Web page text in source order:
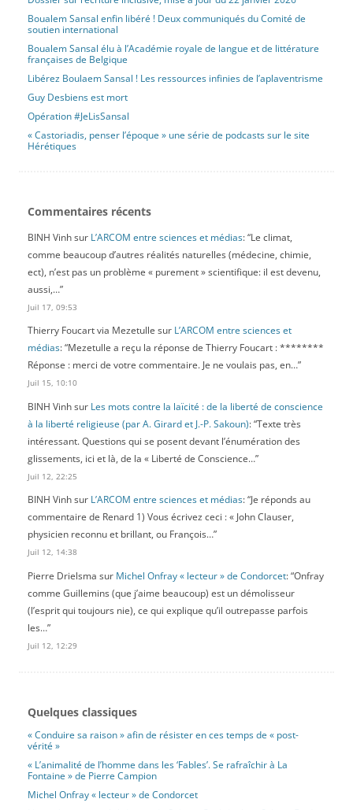
Boualem Sansal enfin libéré ! Deux communiqués du Comité de
soutien international
Boualem Sansal élu à l’Académie royale de langue et de littérature
françaises de Belgique
Libérez Boulaem Sansal ! Les ressources infinies de l’aplaventrisme
Guy Desbiens est mort
Opération #JeLisSansal
« Castoriadis, penser l’époque » une série de podcasts sur le site
Hérétiques
Commentaires récents
BINH Vinhsur L’ARCOM entre sciences et médias: “Le climat,
comme beaucoup d’autres réalités naturelles (médecine, chimie,
ect), n’est pas un problème « purement » scientifique: il est devenu,
aussi,…”
Juil 17, 09:53
Thierry Foucart via Mezetulle sur L’ARCOM entre sciences et
médias: “Mezetulle a reçu la réponse de Thierry Foucart : ********
Réponse : merci de votre commentaire. Je ne voulais pas, en…”
Juil 15, 10:10
BINH Vinhsur Les mots contre la laïcité : de la liberté de conscience
à la liberté religieuse (par A. Girard et J.-P. Sakoun): “Texte très
intéressant. Questions qui se posent devant l’énumération des
glissements, ici et là, de la « Liberté de Conscience…”
Juil 12, 22:25
BINH Vinhsur L’ARCOM entre sciences et médias: “Je réponds au
commentaire de Renard 1) Vous écrivez ceci : « John Clauser,
physicien reconnu et brillant, ou François…”
Juil 12, 14:38
Pierre Drielsma sur Michel Onfray « lecteur » de Condorcet: “Onfray
comme Guillemins (que j’aime beaucoup) est un démolisseur
(l’esprit qui toujours nie), ce qui explique qu’il outrepasse parfois
les…”
Juil 12, 12:29
Quelques classiques
« Conduire sa raison » afin de résister en ces temps de « post-
vérité »
« L’animalité de l’homme dans les ‘Fables’. Se rafraîchir à La
Fontaine » de Pierre Campion
Michel Onfray « lecteur » de Condorcet